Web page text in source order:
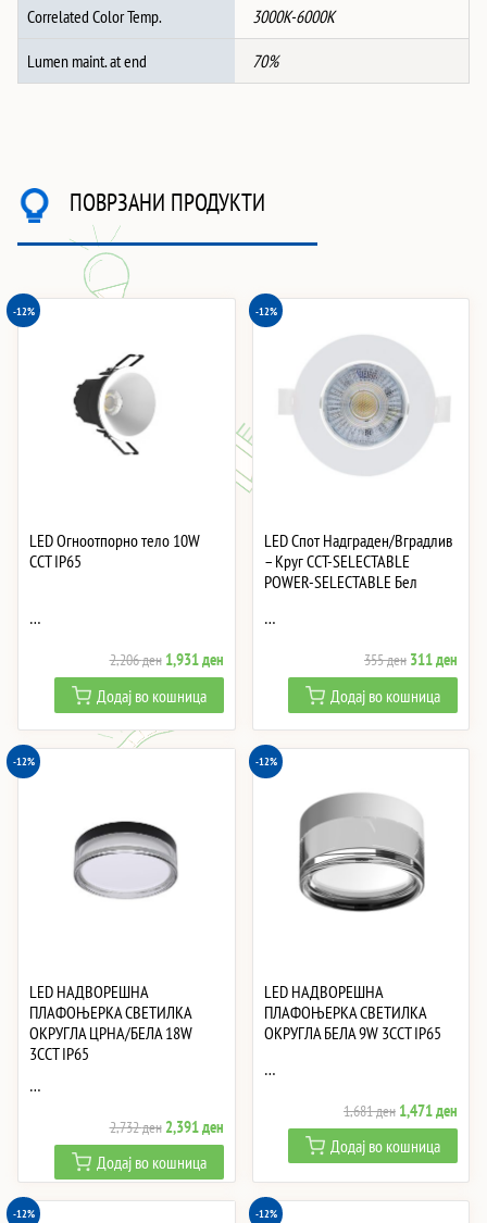
Correlated Color Temp. 3000K-6000K
Lumen maint. at end 70%
ПОВРЗАНИ ПРОДУКТИ
-12%
LED Огноотпорно тело 10W
CCT IP65
…
2,206ден Original
price
was:
2,206 ден.
1,931денCurrent
price
is:
1,931 ден.
Додај во кошница
-12%
LED Спот Надграден/Вградлив
– Круг CCT-SELECTABLE
POWER-SELECTABLE Бел
…
355ден Original
price
was:
355 ден.
311ден
price
is:
311
Додај во кошница
-12%
LED НАДВОРЕШНА
ПЛАФОЊЕРКА СВЕТИЛКА
ОКРУГЛА ЦРНА/БЕЛА 18W
3CCT IP65
…
2,732ден Original
price
was:
2,732 ден.
2,391денCurrent
price
is:
2,391 ден.
Додај во кошница
-12%
LED НАДВОРЕШНА
ПЛАФОЊЕРКА СВЕТИЛКА
ОКРУГЛА БЕЛА 9W 3CCT IP65
…
1,681ден Original
price
was:
1,681 ден.
1,471ден
price
is:
Додај во кошница
-12% -12%